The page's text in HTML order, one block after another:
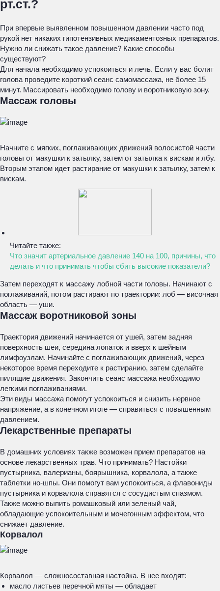
рт.ст.?
При впервые выявленном повышенном давлении часто под
рукой нет никаких гипотензивных медикаментозных препаратов.
Нужно ли снижать такое давление? Какие способы
существуют?
Для начала необходимо успокоиться и лечь. Если у вас болит
голова проведите короткий сеанс самомассажа, не более 15
минут. Массировать необходимо голову и воротниковую зону.
Массаж головы
Начните с мягких, поглаживающих движений волосистой части
головы от макушки к затылку, затем от затылка к вискам и лбу.
Вторым этапом идет растирание от макушки к затылку, затем к
вискам.
Читайте также:
Что значит артериальное давление 140 на 100, причины, что
делать и что принимать чтобы сбить высокие показатели?
Затем переходят к массажу лобной части головы. Начинают с
поглаживаний, потом растирают по траектории: лоб — височная
область — уши.
Массаж воротниковой зоны
Траектория движений начинается от ушей, затем задняя
поверхность шеи, середина лопаток и вверх к шейным
лимфоузлам. Начинайте с поглаживающих движений, через
некоторое время переходите к растиранию, затем сделайте
пилящие движения. Закончить сеанс массажа необходимо
легкими поглаживаниями.
Эти виды массажа помогут успокоиться и снизить нервное
напряжение, а в конечном итоге — справиться с повышенным
давлением.
Лекарственные препараты
В домашних условиях также возможен прием препаратов на
основе лекарственных трав. Что принимать? Настойки
пустырника, валерианы, боярышника, корвалола, а также
таблетки но-шпы. Они помогут вам успокоиться, а флавониды
пустырника и корвалола справятся с сосудистым спазмом.
Также можно выпить ромашковый или зеленый чай,
обладающие успокоительным и мочегонным эффектом, что
снижает давление.
Корвалол
Корвалол — сложносоставная настойка. В нее входят:
масло листьев перечной мяты — обладает